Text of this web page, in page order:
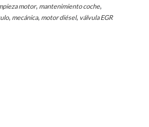
motor, mantenimiento coche,
, mecánica, motor diésel, válvula EGR